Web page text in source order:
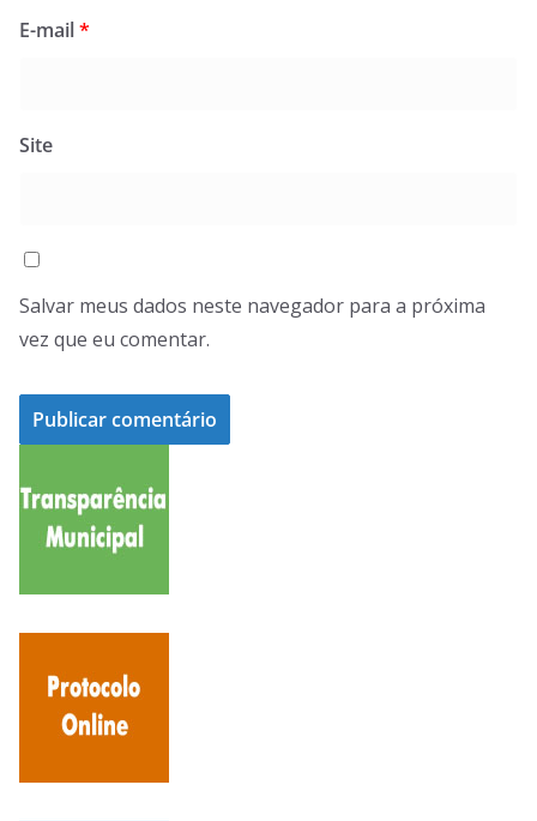
E-mail*
Site
Salvar meus dados neste navegador para a próxima
vez que eu comentar.